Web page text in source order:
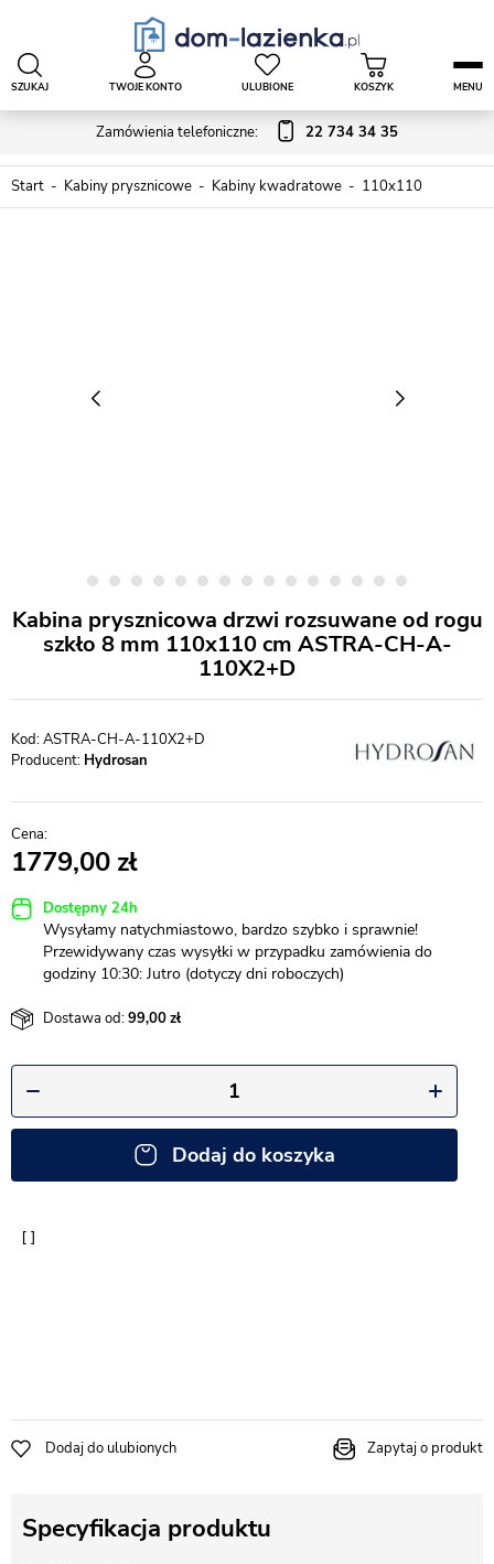
Zamówienia telefoniczne: 22 734 34 35
SZUKAJ TWOJE KONTO ULUBIONE KOSZYK MENU
Start Kabiny prysznicowe Kabiny kwadratowe 110x110
Kabina prysznicowa drzwi rozsuwane od rogu
szkło 8 mm 110x110 cm ASTRA-CH-A-
110X2+D
ASTRA-CH-A-110X2+D
Producent: Hydrosan
1779,00
Dostępny 24h
Wysyłamy natychmiastowo, bardzo szybko i sprawnie!
Przewidywany czas wysyłki w przypadku zamówienia do
godziny 10:30: Jutro (dotyczy dni roboczych)
Dostawa od:99,00
Dodaj do koszyka
Dodaj do ulubionych Zapytaj o produkt
Specyfikacja produktu